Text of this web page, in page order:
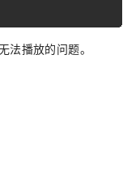
法播放的问题。